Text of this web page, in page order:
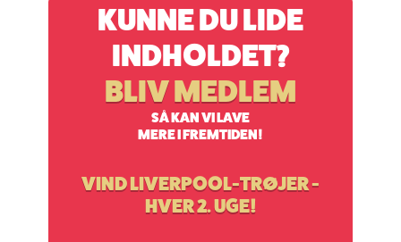
KUNNE DU LIDE
INDHOLDET?
BLIV MEDLEM
SÅ KAN VI LAVE
MERE I FREMTIDEN!
SPAR OP TIL 20 % PÅ DINE
ANFIELD-REJSER